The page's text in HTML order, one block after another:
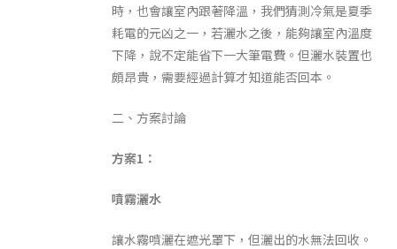
時，也會讓室內跟著降溫，我們猜測冷氣是夏季
耗電的元凶之一，若灑水之後，能夠讓室內溫度
下降，說不定能省下一大筆電費。但灑水裝置也
頗昂貴，需要經過計算才知道能否回本。
二、方案討論
方案1：
噴霧灑水
讓水霧噴灑在遮光罩下，但灑出的水無法回收。